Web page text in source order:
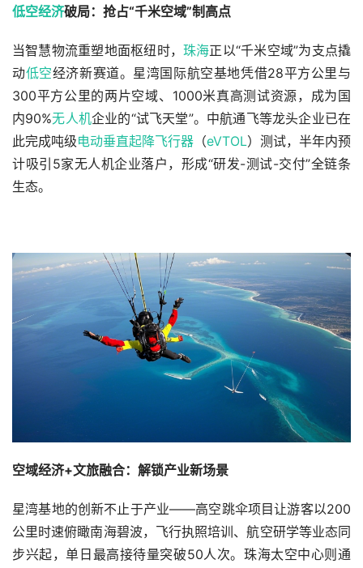
低空经济破局：抢占“千米空域”制高点
当智慧物流重塑地面枢纽时， 珠海正以“千米空域”为支点撬
动低空经济新赛道。星湾国际航空基地凭借28平方公里与
300平方公里的两片空域、1000米真高测试资源，成为国
内90%无人机企业的“试飞天堂”。中航通飞等龙头企业已在
此完成吨级电动垂直起降飞行器 （eVTOL）测试，半年内预
计吸引5家无人机企业落户，形成“研发-测试-交付”全链条
生态。
空域经济+文旅融合：解锁产业新场景
星湾基地的创新不止于产业——高空跳伞项目让游客以200
公里时速俯瞰南海碧波，飞行执照培训、航空研学等业态同
步兴起，单日最高接待量突破50人次。珠海太空中心则通